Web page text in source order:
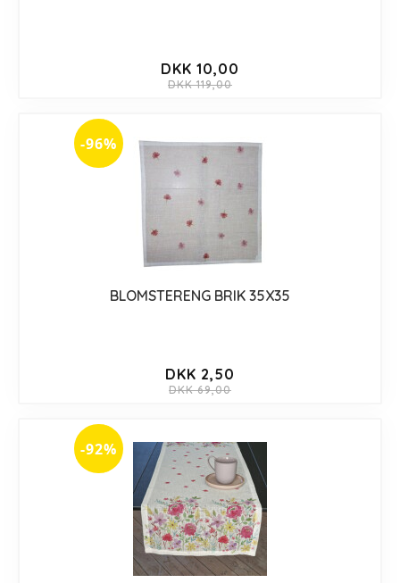
DKK 10,00
DKK 119,00
-96%
BLOMSTERENG BRIK 35X35
DKK 2,50
DKK 69,00
-92%